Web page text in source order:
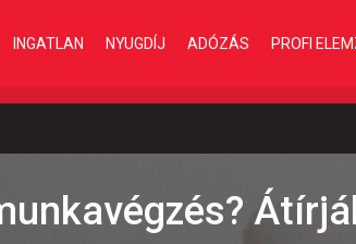
INGATLAN NYUGDÍJ ADÓZÁS PROFI